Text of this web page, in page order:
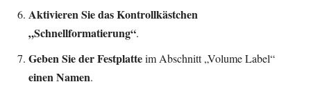
Aktivieren Sie das Kontrollkästchen
„Schnellformatierung“.
Geben Sie der Festplatteim Abschnitt „Volume Label“
einen Namen.